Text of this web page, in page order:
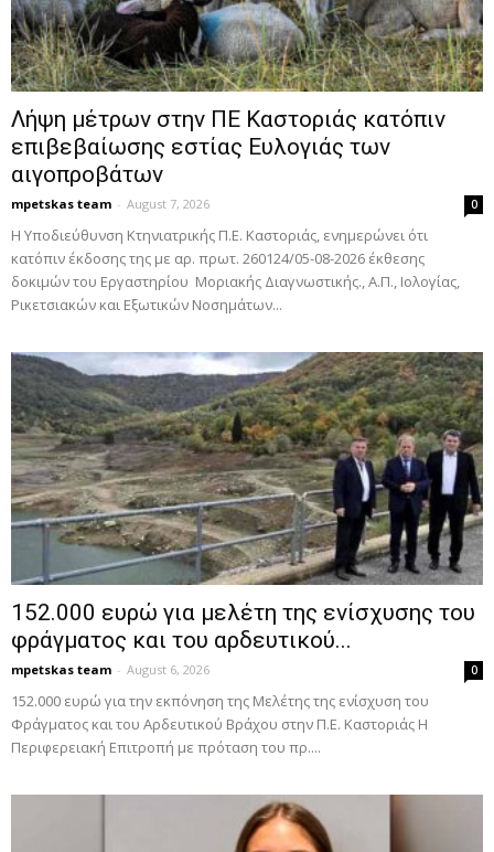
Λήψη μέτρων στην ΠΕ Καστοριάς κατόπιν
επιβεβαίωσης εστίας Ευλογιάς των
αιγοπροβάτων
mpetskas team - August 7, 2026 0
Η Υποδιεύθυνση Κτηνιατρικής Π.Ε. Καστοριάς, ενημερώνει ότι
κατόπιν έκδοσης της με αρ. πρωτ. 260124/05-08-2026 έκθεσης
δοκιμών του Εργαστηρίου Μοριακής Διαγνωστικής., Α.Π., Ιολογίας,
Ρικετσιακών και Εξωτικών Νοσημάτων...
152.000 ευρώ για μελέτη της ενίσχυσης του
φράγματος και του αρδευτικού...
mpetskas team - August 6, 2026 0
152.000 ευρώ για την εκπόνηση της Μελέτης της ενίσχυση του
Φράγματος και του Αρδευτικού Βράχου στην Π.Ε. Καστοριάς Η
Περιφερειακή Επιτροπή με πρόταση του πρ....